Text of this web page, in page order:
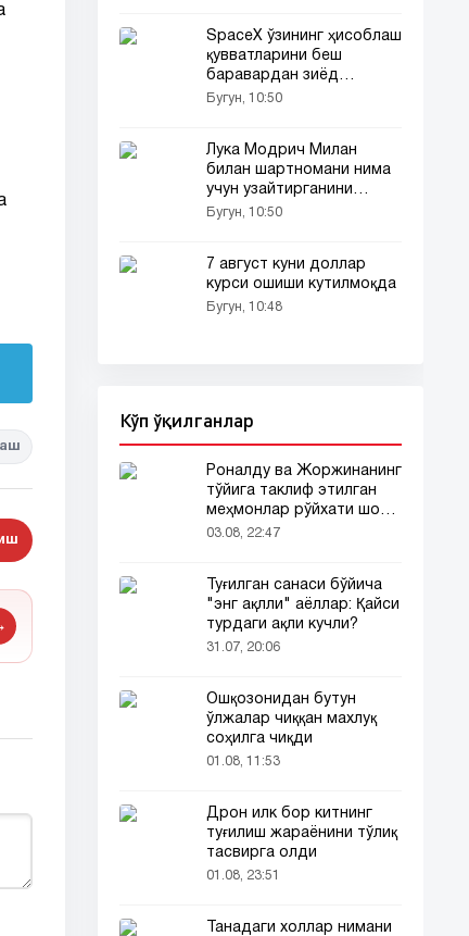
SpaceX ўзининг ҳисоблаш
қувватларини беш
баравардан зиёд
оширади
Бугун, 10:50
Лука Модрич Милан
билан шартномани нима
учун узайтирганини
тушунтирди
Бугун, 10:50
7 август куни доллар
курси ошиши кутилмоқда
Бугун, 10:48
Кўп ўқилганлар
Роналду ва Жоржинанинг
тўйига таклиф этилган
меҳмонлар рўйхати шов-
шувда
03.08, 22:47
Туғилган санаси бўйича
"энг ақлли" аёллар: Қайси
турдаги ақли кучли?
31.07, 20:06
Ошқозонидан бутун
ўлжалар чиққан махлуқ
соҳилга чиқди
01.08, 11:53
Дрон илк бор китнинг
туғилиш жараёнини тўлиқ
тасвирга олди
01.08, 23:51
Танадаги холлар нимани